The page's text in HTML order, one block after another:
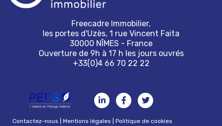
Freecadre Immobilier,
les portes d'Uzès, 1 rue Vincent Faita
30000 NÎMES - France
Ouverture de 9h à 17 h les jours ouvrés
+33(0)4 66 70 22 22
Contactez-nous |Mentions légales |Politique de cookies